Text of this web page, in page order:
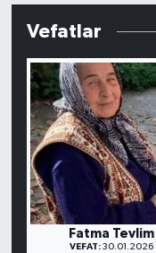
Vefatlar
Fatma Tevlim
VEFAT:30.01.2026